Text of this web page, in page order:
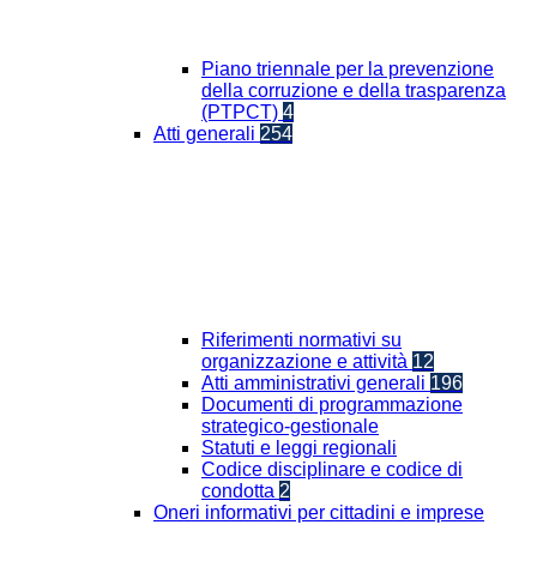
Piano triennale per la prevenzione
della corruzione e della trasparenza
(PTPCT) 4
Atti generali 254
Riferimenti normativi su
organizzazione e attività 12
Atti amministrativi generali 196
Documenti di programmazione
strategico-gestionale
Statuti e leggi regionali
Codice disciplinare e codice di
condotta 2
Oneri informativi per cittadini e imprese